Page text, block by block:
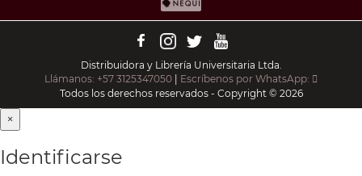
Distribuidora y Librería Universitaria Ltda.
Llámanos: +57 3125347050 | Escríbenos por WhatsApp:
Todos los derechos reservados - Copyright © 2026
×
Identificarse